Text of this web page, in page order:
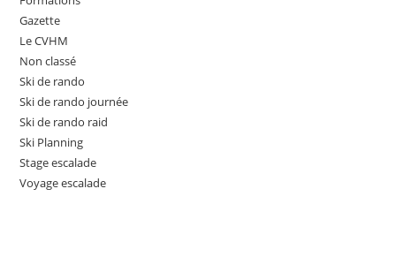
Gazette
Le CVHM
Non classé
Ski de rando
Ski de rando journée
Ski de rando raid
Ski Planning
Stage escalade
Voyage escalade